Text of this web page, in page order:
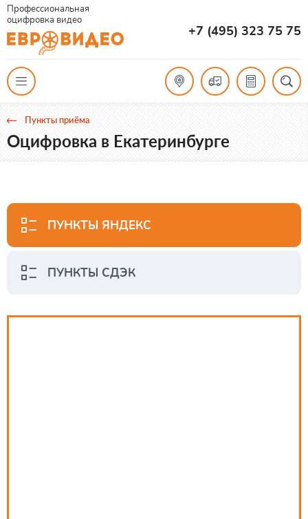
Профессиональная
оцифровка видео
+7 (495) 323 75 75
Пункты приёма
Оцифровка в Екатеринбурге
ПУНКТЫ ЯНДЕКС
ПУНКТЫ СДЭК